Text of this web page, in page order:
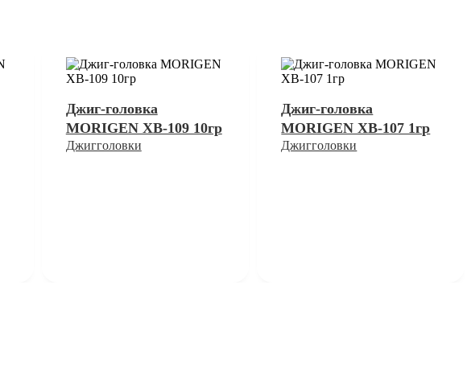
Джиг-головка
MORIGEN XB-109 10гр
Джигголовки
Джиг-головка
MORIGEN XB-107 1гр
Джигголовки